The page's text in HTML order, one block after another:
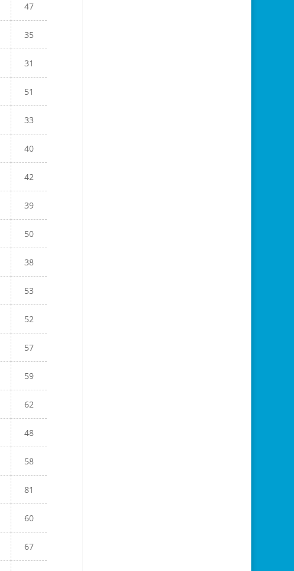
47
35
31
51
33
40
42
39
50
38
53
52
57
59
62
48
58
81
60
67